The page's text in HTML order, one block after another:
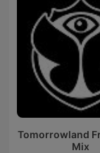
Tomorrowland
Mix